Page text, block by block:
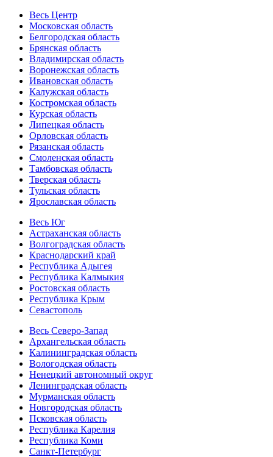
Весь Центр
Московская область
Белгородская область
Брянская область
Владимирская область
Воронежская область
Ивановская область
Калужская область
Костромская область
Курская область
Липецкая область
Орловская область
Рязанская область
Смоленская область
Тамбовская область
Тверская область
Тульская область
Ярославская область
Весь Юг
Астраханская область
Волгоградская область
Краснодарский край
Республика Адыгея
Республика Калмыкия
Ростовская область
Республика Крым
Севастополь
Весь Северо-Запад
Архангельская область
Калининградская область
Вологодская область
Ненецкий автономный округ
Ленинградская область
Мурманская область
Новгородская область
Псковская область
Республика Карелия
Республика Коми
Санкт-Петербург